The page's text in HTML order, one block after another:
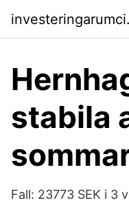
stabila
Fall: 23773 SEK i 3